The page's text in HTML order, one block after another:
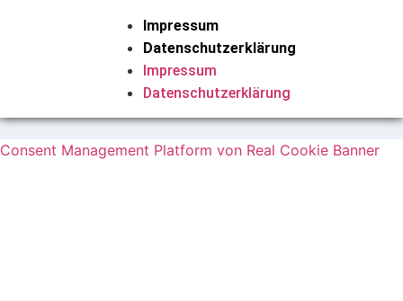
Impressum
Datenschutzerklärung
Impressum
Datenschutzerklärung
Consent Management Platform von Real Cookie Banner